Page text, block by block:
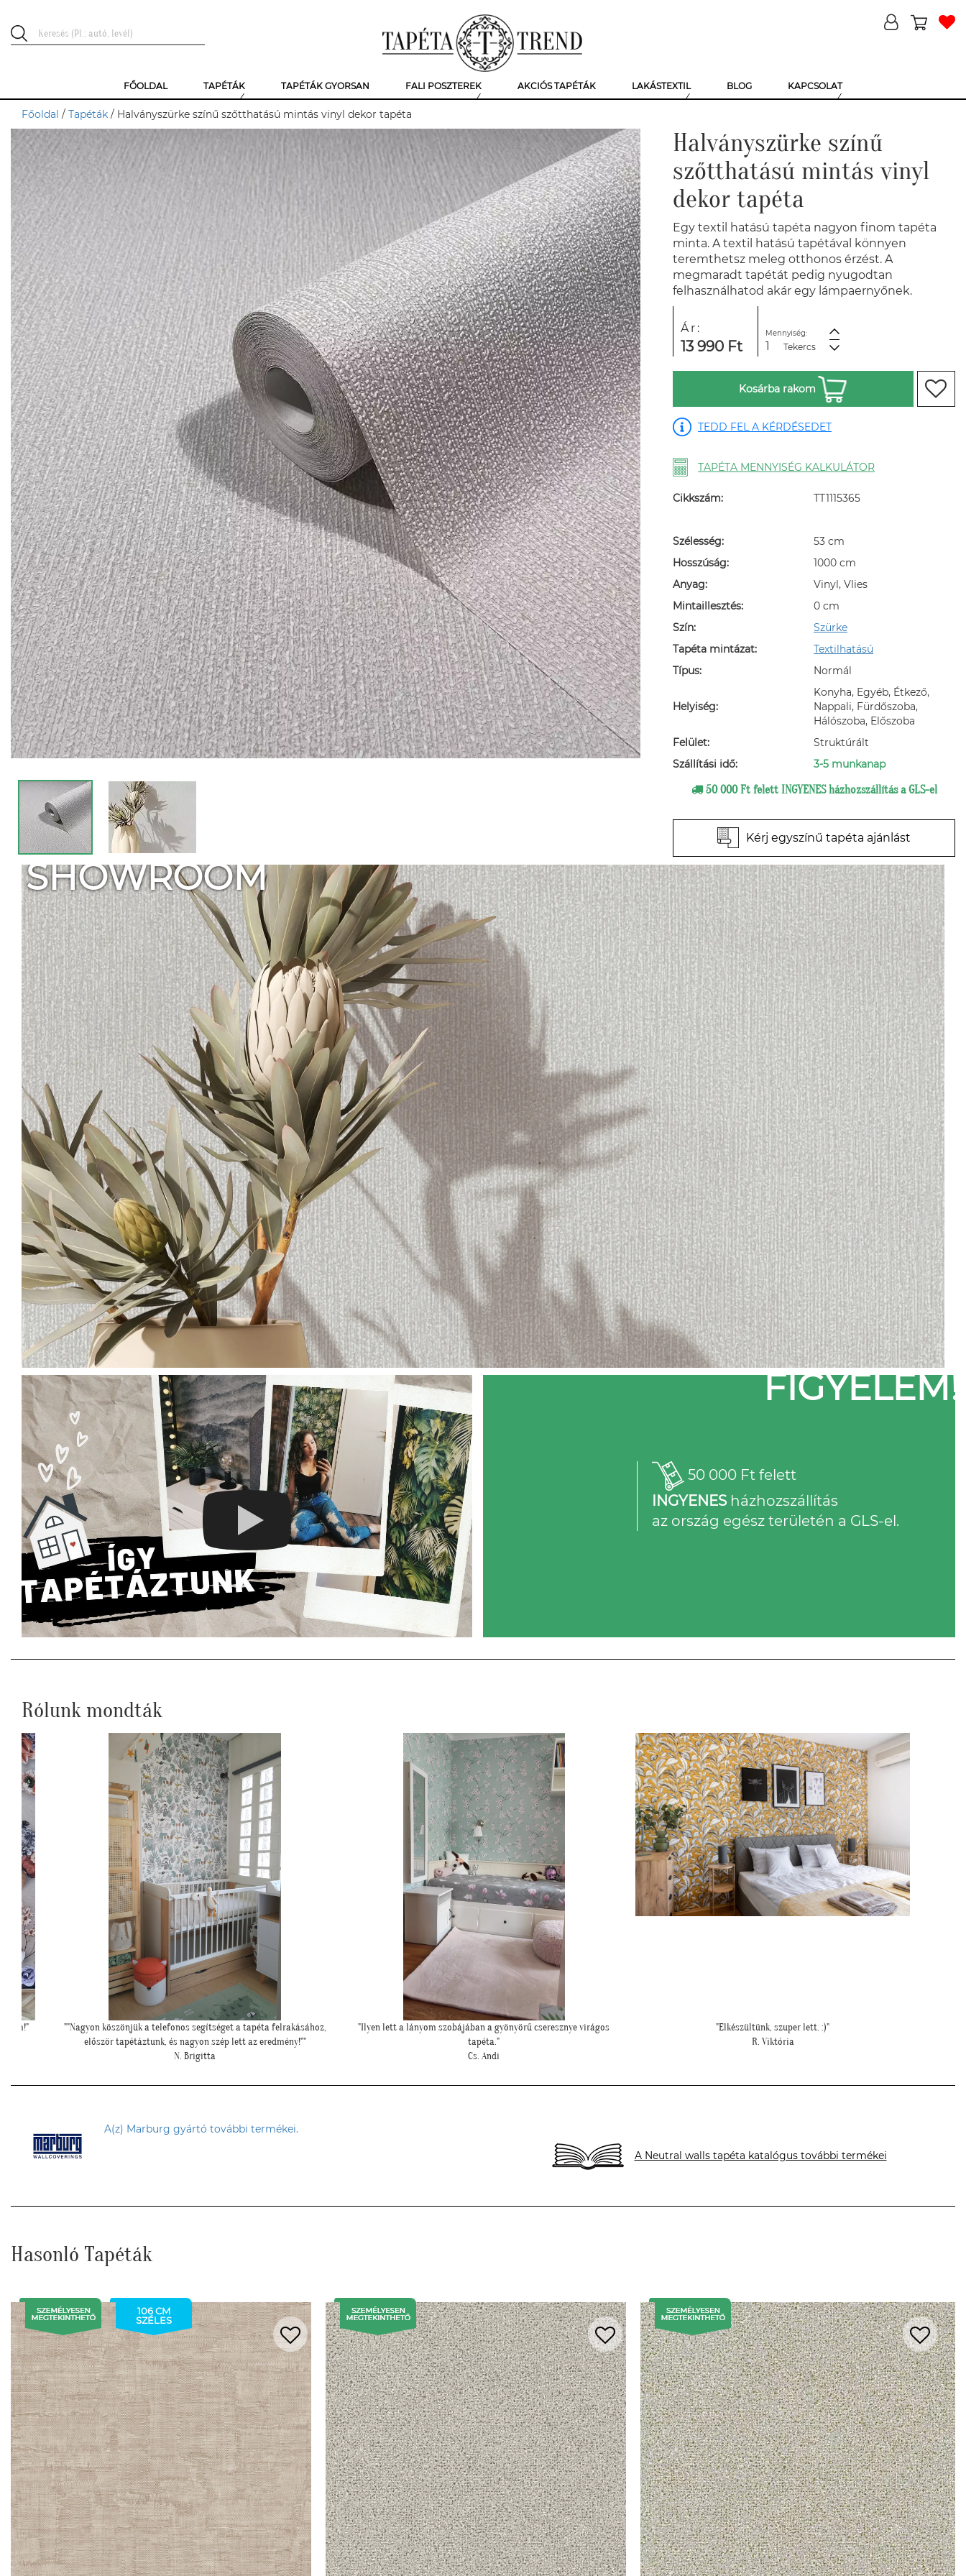
FŐOLDAL TAPÉTÁK TAPÉTÁK GYORSAN FALI POSZTEREK AKCIÓS TAPÉTÁK LAKÁSTEXTIL BLOG KAPCSOLAT
Főoldal / Tapéták / Halványszürke színű szőtthatású mintás vinyl dekor tapéta
Halványszürke színű
szőtthatású mintás vinyl
dekor tapéta
Egy textil hatású tapéta nagyon finom tapéta
minta. A textil hatású tapétával könnyen
teremthetsz meleg otthonos érzést. A
megmaradt tapétát pedig nyugodtan
felhasználhatod akár egy lámpaernyőnek.
Ár:
13 990 Ft
Mennyiség:
Tekercs
Kosárba rakom
TEDD FEL A KÉRDÉSEDET
TAPÉTA MENNYISÉG KALKULÁTOR
Cikkszám: TT1115365
Szélesség:
53 cm
Hosszúság:
1000 cm
Anyag:
Vinyl, Vlies
Mintaillesztés:
0 cm
Szín:
Szürke
Tapéta mintázat:
Textilhatású
Típus:
Normál
Helyiség:
Konyha, Egyéb, Étkező,
Nappali, Fürdőszoba,
Hálószoba, Előszoba
Felület:
Struktúrált
Szállítási idő:
3-5 munkanap
50 000 Ft felett INGYENES házhozszállítás a GLS-el
Kérj egyszínű tapéta ajánlást
SHOWROOM
FIGYELEM!
50 000 Ft felett
INGYENESházhozszállítás
az ország egész területén a GLS-el.
Rólunk mondták
"Ilyen lett a lányom szobájában a gyönyörű cseresznye virágos
tapéta."
Cs. Andi
"Elkészültünk, szuper lett. :)"
R. Viktória
"Meseszép lett a tapéta! Köszönöm a sok segítséget"
T. Mariann
A(z) Marburg gyártó további termékei.
A Neutral walls tapéta katalógus további termékei
Hasonló Tapéták
106 CM
SZÉLES